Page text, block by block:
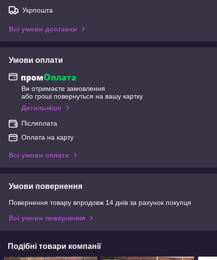
Укрпошта
Всі умови доставки
Умови оплати
Ви отримаєте замовлення
або гроші повернуться на вашу картку
Детальніше
Післяплата
Оплата на карту
Всі умови оплати
Умови повернення
Повернення товару впродовж 14 днів за рахунок покупця
Всі умови повернення
Подібні товари компанії